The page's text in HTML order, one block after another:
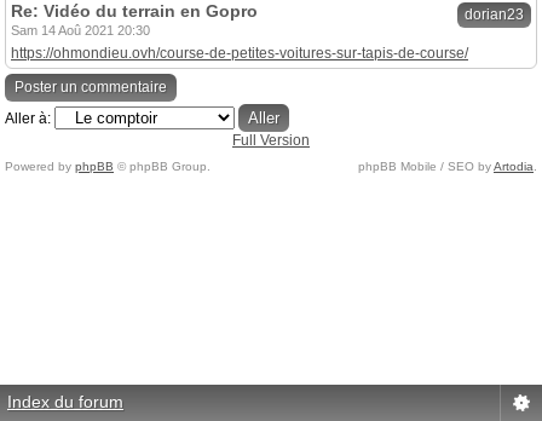
dorian23
Re: Vidéo du terrain en Gopro
Sam 14 Aoû 2021 20:30
https://ohmondieu.ovh/course-de-petites-voitures-sur-tapis-de-course/
Poster un commentaire
Aller à:
Full Version
Powered by phpBB © phpBB Group. phpBB Mobile / SEO byArtodia
Index du forum